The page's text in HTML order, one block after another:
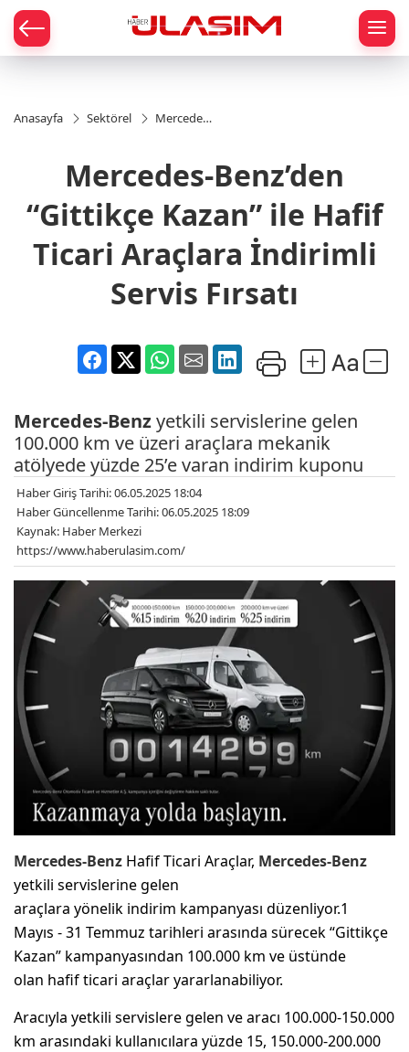
Anasayfa Sektörel
Mercedes-
Kazan” ile
Hafif
Araçlara
Servis
Fırsatı
Mercedes-Benz’den
“Gittikçe Kazan” ile Hafif
Ticari Araçlara İndirimli
Servis Fırsatı
Mercedes-Benzyetkili servislerine gelen
100.000 km ve üzeri araçlara mekanik
atölyede yüzde 25’e varan indirim kuponu
Haber Giriş Tarihi: 06.05.2025 18:04
Haber Güncellenme Tarihi: 06.05.2025 18:09
Kaynak: Haber Merkezi
https://www.haberulasim.com/
Mercedes-Benz Hafif Ticari Araçlar, Mercedes-Benz
yetkili servislerine gelen
araçlara yönelik indirim kampanyası düzenliyor.1
Mayıs - 31 Temmuz tarihleri arasında sürecek “Gittikçe
Kazan” kampanyasından 100.000 km ve üstünde
olan hafif ticari araçlar yararlanabiliyor.
Aracıyla yetkili servislere gelen ve aracı 100.000-150.000
km arasındaki kullanıcılara yüzde 15, 150.000-200.000